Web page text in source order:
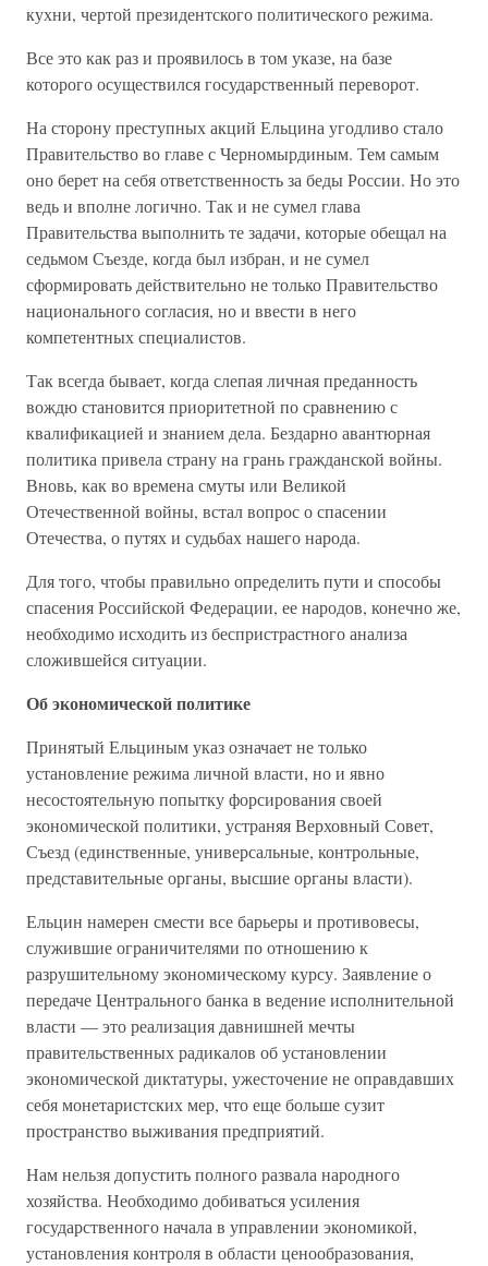
кухни, чертой президентского политического режима.
Все это как раз и проявилось в том указе, на базе
которого осуществился государственный переворот.
На сторону преступных акций Ельцина угодливо стало
Правительство во главе с Черномырдиным. Тем самым
оно берет на себя ответственность за беды России. Но это
ведь и вполне логично. Так и не сумел глава
Правительства выполнить те задачи, которые обещал на
седьмом Съезде, когда был избран, и не сумел
сформировать действительно не только Правительство
национального согласия, но и ввести в него
компетентных специалистов.
Так всегда бывает, когда слепая личная преданность
вождю становится приоритетной по сравнению с
квалификацией и знанием дела. Бездарно авантюрная
политика привела страну на грань гражданской войны.
Вновь, как во времена смуты или Великой
Отечественной войны, встал вопрос о спасении
Отечества, о путях и судьбах нашего народа.
Для того, чтобы правильно определить пути и способы
спасения Российской Федерации, ее народов, конечно же,
необходимо исходить из беспристрастного анализа
сложившейся ситуации.
Об экономической политике
Принятый Ельциным указ означает не только
установление режима личной власти, но и явно
несостоятельную попытку форсирования своей
экономической политики, устраняя Верховный Совет,
Съезд (единственные, универсальные, контрольные,
представительные органы, высшие органы власти).
Ельцин намерен смести все барьеры и противовесы,
служившие ограничителями по отношению к
разрушительному экономическому курсу. Заявление о
передаче Центрального банка в ведение исполнительной
власти — это реализация давнишней мечты
правительственных радикалов об установлении
экономической диктатуры, ужесточение не оправдавших
себя монетаристских мер, что еще больше сузит
пространство выживания предприятий.
Нам нельзя допустить полного развала народного
хозяйства. Необходимо добиваться усиления
государственного начала в управлении экономикой,
установления контроля в области ценообразования,